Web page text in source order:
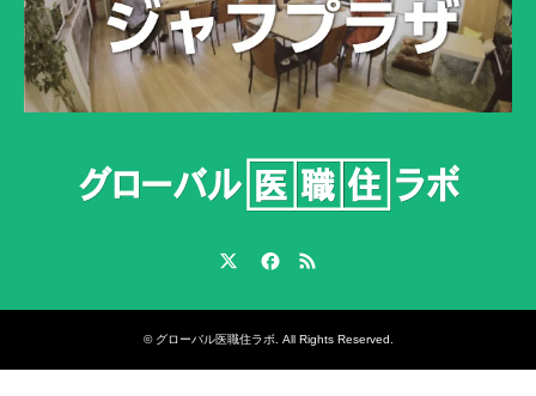
© グローバル医職住ラボ. All Rights Reserved.